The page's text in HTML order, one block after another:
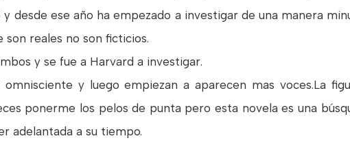
desde ese año ha empezado a investigar de una manera
reales no son ficticios.
y se fue a Harvard a investigar.
y luego empiezan a aparecen mas voces.La
ponerme los pelos de punta pero esta novela es una
adelantada a su tiempo.